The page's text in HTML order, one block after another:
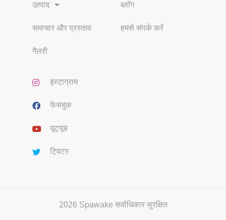
उत्पाद
समाचार और प्रस्ताव
गैलरी
ब्लॉग
हमसे संपर्क करें
इंस्टाग्राम
फेसबुक
यूट्यूब
ट्विटर
2026 Spawake सर्वाधिकार सुरक्षित